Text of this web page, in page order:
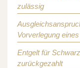
zulässig
Vorverlegung
Entgelt für
zurückgezahlt